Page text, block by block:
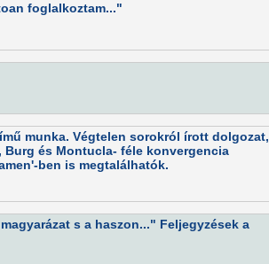
foglalkoztam..."
munka. Végtelen sorokról írott dolgozat,
Burg és Montucla- féle konvergencia
ben is megtalálhatók.
s a haszon..." Feljegyzések a